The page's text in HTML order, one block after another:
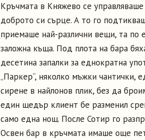
Кръчмата в Княжево се
доброто си сърце. А то го
приемаше най-различни вещи, та по
заложна къща. Под плота на бара
десетина запалки за еднократна
„Паркер“, няколко мъжки чантички,
сирене в найлонов плик, без да
един щедър клиент бе разменил
само една нощ. После Сотир го
Освен бар в кръчмата имаше още